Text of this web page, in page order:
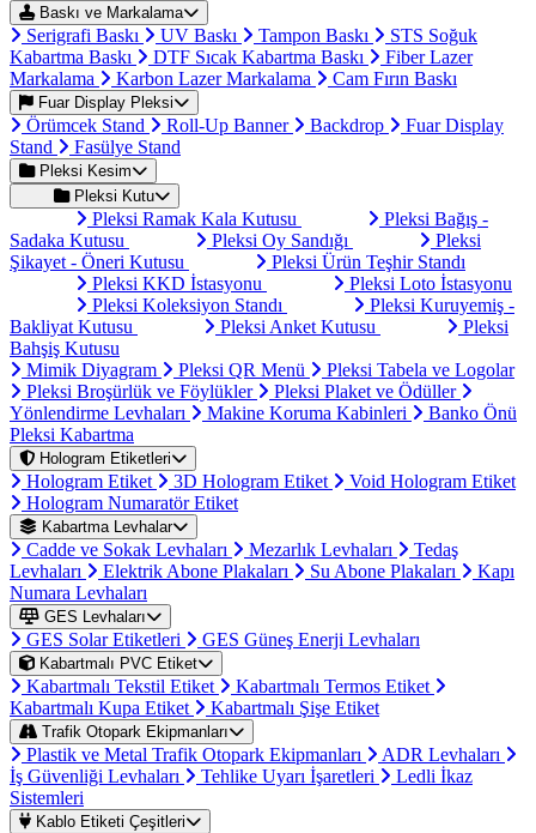
Baskı ve Markalama
Serigrafi Baskı UV Baskı Tampon Baskı
STS Soğuk
Kabartma Baskı
DTF Sıcak Kabartma Baskı
Fiber Lazer
Markalama
Karbon Lazer Markalama Cam Fırın Baskı
Fuar Display Pleksi
Örümcek Stand Roll-Up Banner Backdrop
Fuar Display
Stand
Fasülye Stand
Pleksi Kesim
Pleksi Kutu
Pleksi Ramak Kala Kutusu
Pleksi Bağış -
Sadaka Kutusu
Pleksi Oy Sandığı
Pleksi
Şikayet - Öneri Kutusu
Pleksi Ürün Teşhir Standı
Pleksi KKD İstasyonu
Pleksi Loto İstasyonu
Pleksi Koleksiyon Standı
Pleksi Kuruyemiş -
Bakliyat Kutusu
Pleksi Anket Kutusu
Pleksi
Bahşiş Kutusu
Mimik Diyagram
Pleksi QR Menü
Pleksi Tabela ve Logolar
Pleksi Broşürlük ve Föylükler
Pleksi Plaket ve Ödüller
Yönlendirme Levhaları
Makine Koruma Kabinleri
Banko Önü
Pleksi Kabartma
Hologram Etiketleri
Hologram Etiket 3D Hologram Etiket
Void Hologram Etiket
Hologram Numaratör Etiket
Kabartma Levhalar
Cadde ve Sokak Levhaları Mezarlık Levhaları
Tedaş
Levhaları
Elektrik Abone Plakaları Su Abone Plakaları
Kapı
Numara Levhaları
GES Levhaları
GES Solar Etiketleri GES Güneş Enerji Levhaları
Kabartmalı PVC Etiket
Kabartmalı Tekstil Etiket
Kabartmalı Termos Etiket
Kabartmalı Kupa Etiket
Kabartmalı Şişe Etiket
Trafik Otopark Ekipmanları
Plastik ve Metal Trafik Otopark Ekipmanları
ADR Levhaları
İş Güvenliği Levhaları
Tehlike Uyarı İşaretleri
Ledli İkaz
Sistemleri
Kablo Etiketi Çeşitleri